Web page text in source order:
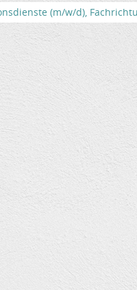
(m/w/d),